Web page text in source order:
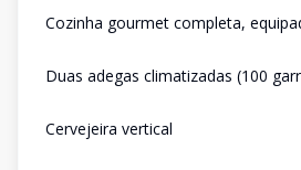
Cozinha gourmet completa,
Duas adegas climatizadas (100
Cervejeira vertical